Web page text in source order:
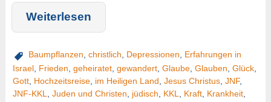
Weiterlesen
Baumpflanzen, christlich, Depressionen, Erfahrungen in
Israel, Frieden geheiratet, gewandert, Glaube, Glauben Glück,
Gott, Hochzeitsreise, im Heiligen Land Jesus Christus, JNF,
JNF-KKL
Juden und Christen jüdisch KKL Kraft, Krankheit,